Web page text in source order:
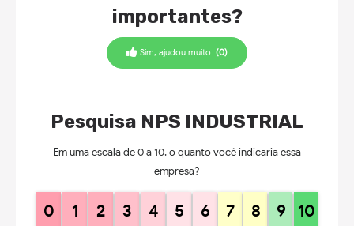
importantes?
Sim, ajudou muito. (0)
Pesquisa NPS INDUSTRIAL
Em uma escala de 0 a 10, o quanto você indicaria essa
empresa?
0 1 2 3 4 5 6 7 8 9 10